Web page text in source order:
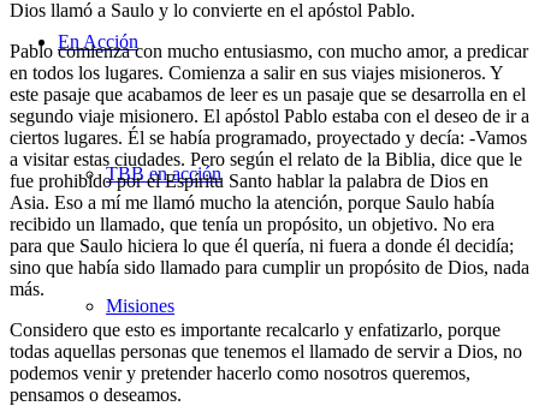
En Acción
TBB en acción
Misiones
Dios llamó a Saulo y lo convierte en el apóstol Pablo.
Pablo comienza con mucho entusiasmo, con mucho amor, a predicar
en todos los lugares. Comienza a salir en sus viajes misioneros. Y
este pasaje que acabamos de leer es un pasaje que se desarrolla en el
segundo viaje misionero. El apóstol Pablo estaba con el deseo de ir a
ciertos lugares. Él se había programado, proyectado y decía: -Vamos
a visitar estas ciudades. Pero según el relato de la Biblia, dice que le
fue prohibido por el Espíritu Santo hablar la palabra de Dios en
Asia. Eso a mí me llamó mucho la atención, porque Saulo había
recibido un llamado, que tenía un propósito, un objetivo. No era
para que Saulo hiciera lo que él quería, ni fuera a donde él decidía;
sino que había sido llamado para cumplir un propósito de Dios, nada
más.
Considero que esto es importante recalcarlo y enfatizarlo, porque
todas aquellas personas que tenemos el llamado de servir a Dios, no
podemos venir y pretender hacerlo como nosotros queremos,
pensamos o deseamos.